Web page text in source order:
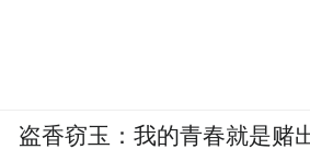
盗香窃玉：我的青春就是赌